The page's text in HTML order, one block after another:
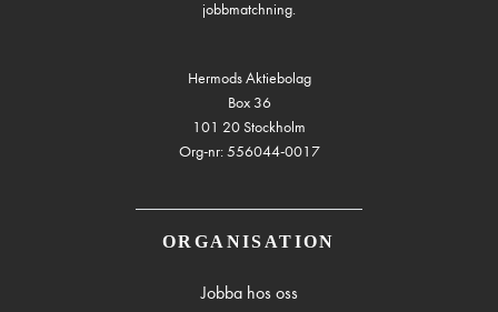
jobbmatchning.
Hermods Aktiebolag
Box 36
101 20 Stockholm
Org-nr: 556044-0017
ORGANISATION
Jobba hos oss